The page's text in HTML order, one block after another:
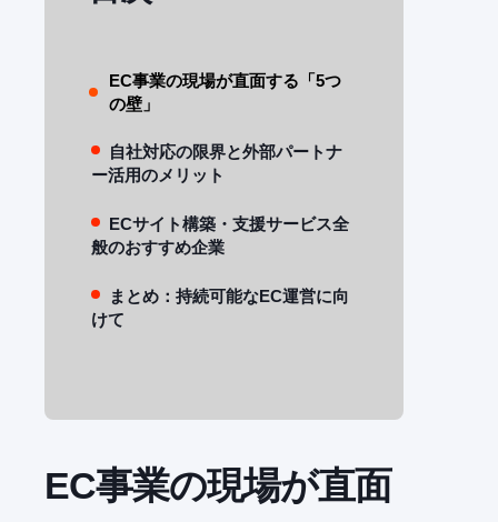
EC事業の現場が直面する「5つ
の壁」
自社対応の限界と外部パートナ
ー活用のメリット
ECサイト構築・支援サービス全
般のおすすめ企業
まとめ：持続可能なEC運営に向
けて
EC事業の現場が直面